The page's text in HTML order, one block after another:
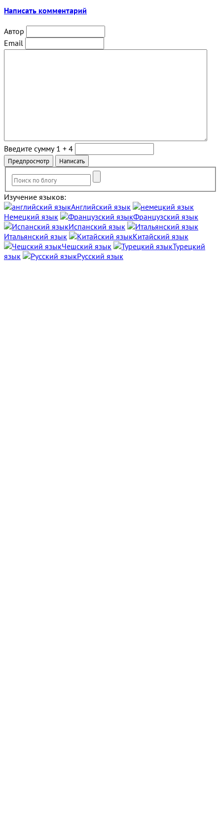
Написать комментарий
Автор
Email
Введите сумму 1 + 4
Изучение языков:
Английский язык
Немецкий язык
Французский язык
Испанский язык
Итальянский язык
Китайский язык
Чешский язык
Турецкий
язык
Русский язык